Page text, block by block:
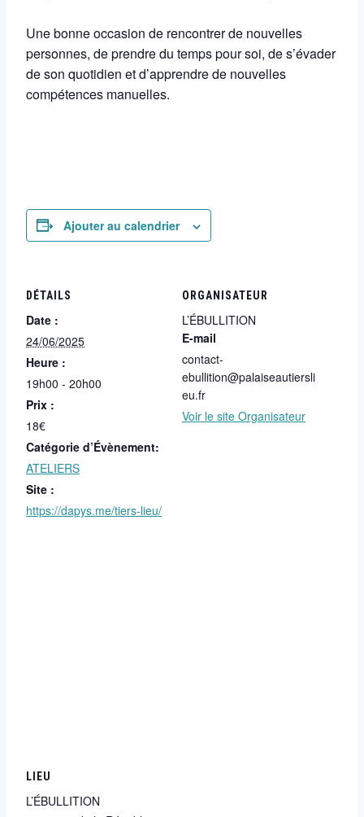
Une bonne occasion de rencontrer de nouvelles
personnes, de prendre du temps pour soi, de s’évader
de son quotidien et d’apprendre de nouvelles
compétences manuelles.
Ajouter au calendrier
DÉTAILS
Date :
24/06/2025
Heure :
19h00 - 20h00
Prix :
18€
Catégorie d’Évènement:
ATELIERS
Site :
https://dapys.me/tiers-lieu/
ORGANISATEUR
L’ÉBULLITION
E-mail
contact-
ebullition@palaiseautiersli
eu.fr
Voir le site Organisateur
LIEU
L’ÉBULLITION